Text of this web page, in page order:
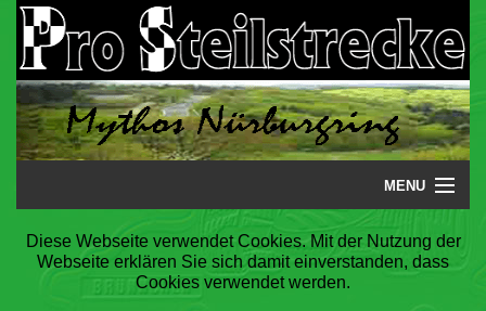
MENU
Startseite
Steilstrecke
Diese Webseite verwendet Cookies. Mit der Nutzung der
Webseite erklären Sie sich damit einverstanden, dass
Cookies verwendet werden.